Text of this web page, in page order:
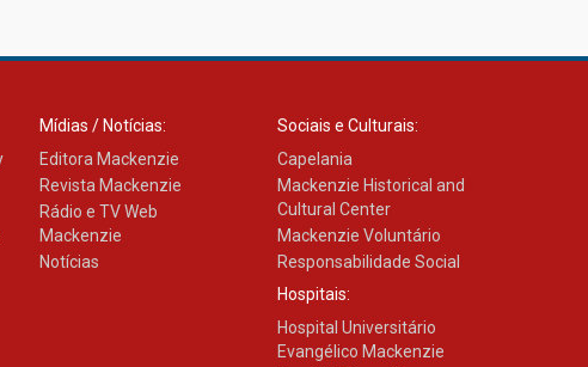
Mídias / Notícias:
Editora Mackenzie
Revista Mackenzie
Rádio e TV Web
Mackenzie
Notícias
Sociais e Culturais:
Capelania
Mackenzie Historical and
Cultural Center
Mackenzie Voluntário
Responsabilidade Social
Hospitais:
Hospital Universitário
Evangélico Mackenzie